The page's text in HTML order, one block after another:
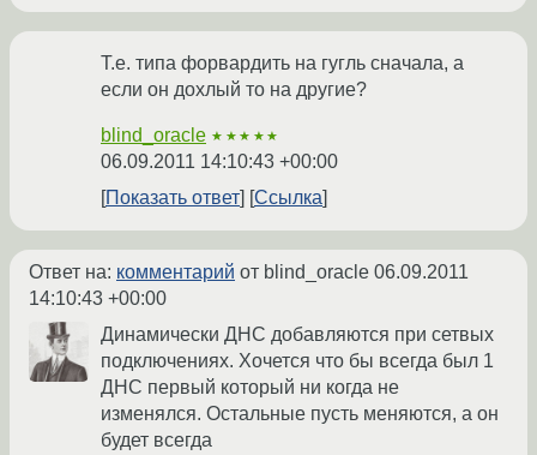
Т.е. типа форвардить на гугль сначала, а
если он дохлый то на другие?
blind_oracle ★★★★★
06.09.2011 14:10:43 +00:00
Показать ответ
Ссылка
Ответ на: комментарий от blind_oracle 06.09.2011
14:10:43 +00:00
Динамически ДНС добавляются при сетвых
подключениях. Хочется что бы всегда был 1
ДНС первый который ни когда не
изменялся. Остальные пусть меняются, а он
будет всегда